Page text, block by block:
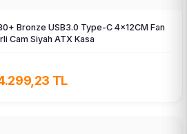
Bronze USB3.0 Type-C 4×12CM Fan
Cam Siyah ATX Kasa
TL